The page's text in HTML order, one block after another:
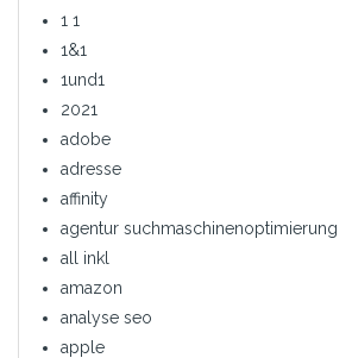
1 1
1&1
1und1
2021
adobe
adresse
affinity
agentur suchmaschinenoptimierung
all inkl
amazon
analyse seo
apple